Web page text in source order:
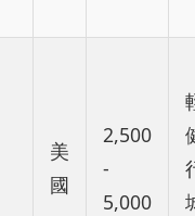
美
國
2,500
-
5,000